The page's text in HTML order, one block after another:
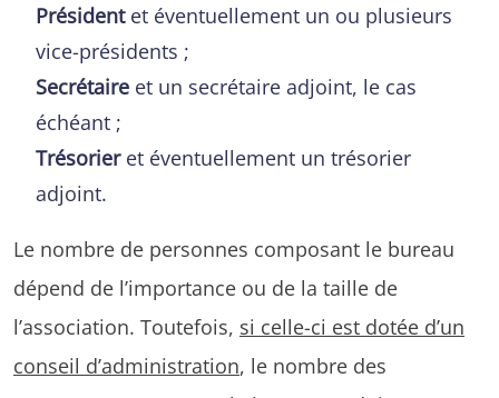
Présidentet éventuellement un ou plusieurs
vice-présidents ;
Secrétaire et un secrétaire adjoint, le cas
échéant ;
Trésorieret éventuellement un trésorier
adjoint.
Le nombre de personnes composant le bureau
dépend de l’importance ou de la taille de
l’association. Toutefois, si celle-ci est dotée d’un
conseil d’administration, le nombre des